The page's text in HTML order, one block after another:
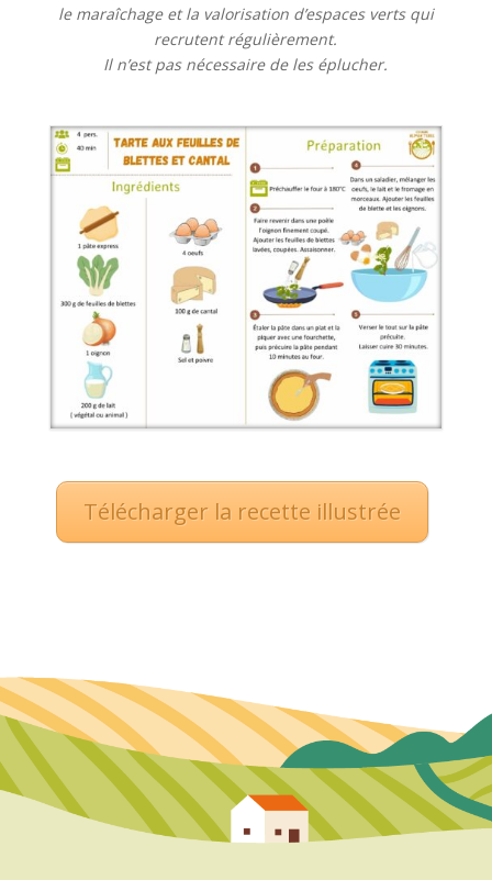
le maraîchage et la valorisation d’espaces verts qui
recrutent régulièrement.
Il n’est pas nécessaire de les éplucher.
Télécharger la recette illustrée